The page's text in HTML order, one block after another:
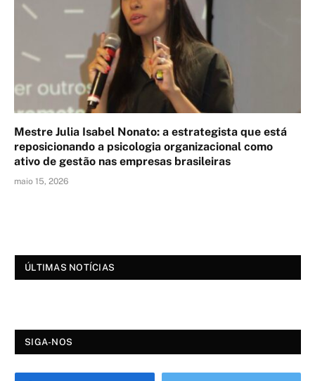
Mestre Julia Isabel Nonato: a estrategista que está
reposicionando a psicologia organizacional como
ativo de gestão nas empresas brasileiras
maio 15, 2026
ÚLTIMAS NOTÍCIAS
SIGA-NOS